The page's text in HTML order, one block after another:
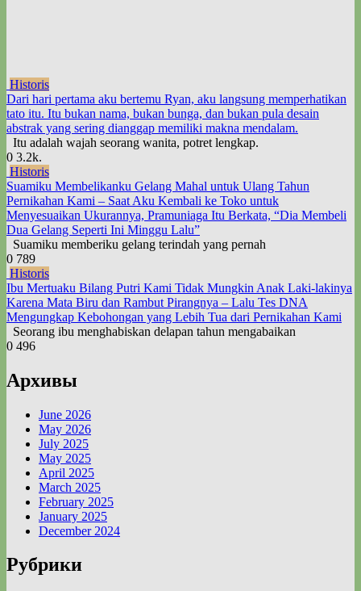
Historis
Dari hari pertama aku bertemu Ryan, aku langsung memperhatikan
tato itu. Itu bukan nama, bukan bunga, dan bukan pula desain
abstrak yang sering dianggap memiliki makna mendalam.
Itu adalah wajah seorang wanita, potret lengkap.
0 3.2k.
Historis
Suamiku Membelikanku Gelang Mahal untuk Ulang Tahun
Pernikahan Kami – Saat Aku Kembali ke Toko untuk
Menyesuaikan Ukurannya, Pramuniaga Itu Berkata, “Dia Membeli
Dua Gelang Seperti Ini Minggu Lalu”
Suamiku memberiku gelang terindah yang pernah
0 789
Historis
Ibu Mertuaku Bilang Putri Kami Tidak Mungkin Anak Laki-lakinya
Karena Mata Biru dan Rambut Pirangnya – Lalu Tes DNA
Mengungkap Kebohongan yang Lebih Tua dari Pernikahan Kami
Seorang ibu menghabiskan delapan tahun mengabaikan
0 496
Архивы
June 2026
May 2026
July 2025
May 2025
April 2025
March 2025
February 2025
January 2025
December 2024
Рубрики